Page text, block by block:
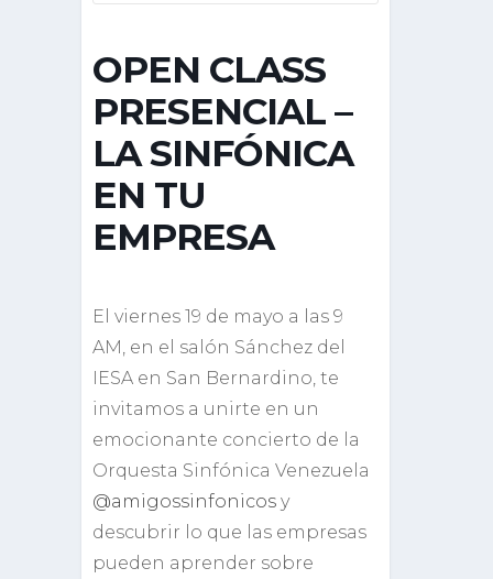
OPEN CLASS
PRESENCIAL –
LA SINFÓNICA
EN TU
EMPRESA
El viernes 19 de mayo a las 9
AM, en el salón Sánchez del
IESA en San Bernardino, te
invitamos a unirte en un
emocionante concierto de la
Orquesta Sinfónica Venezuela
@amigossinfonicos y
descubrir lo que las empresas
pueden aprender sobre